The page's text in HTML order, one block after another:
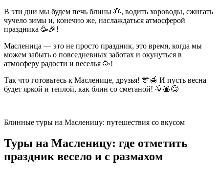
В эти дни мы будем печь блины 🥞, водить хороводы, сжигать
чучело зимы и, конечно же, наслаждаться атмосферой
праздника 🥳🎉!
Масленица — это не просто праздник, это время, когда мы
можем забыть о повседневных заботах и окунуться в
атмосферу радости и веселья 🥳!
Так что готовьтесь к Масленице, друзья! 🎊🍯 И пусть весна
будет яркой и теплой, как блин со сметаной! 🌞🥞😊
Блинные туры на Масленицу: путешествия со вкусом
Туры на Масленицу: где отметить
праздник весело и с размахом